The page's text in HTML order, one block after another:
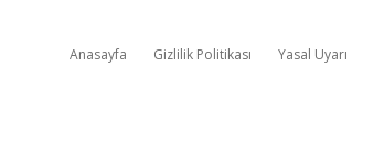
Anasayfa Gizlilik Politikası Yasal Uyarı